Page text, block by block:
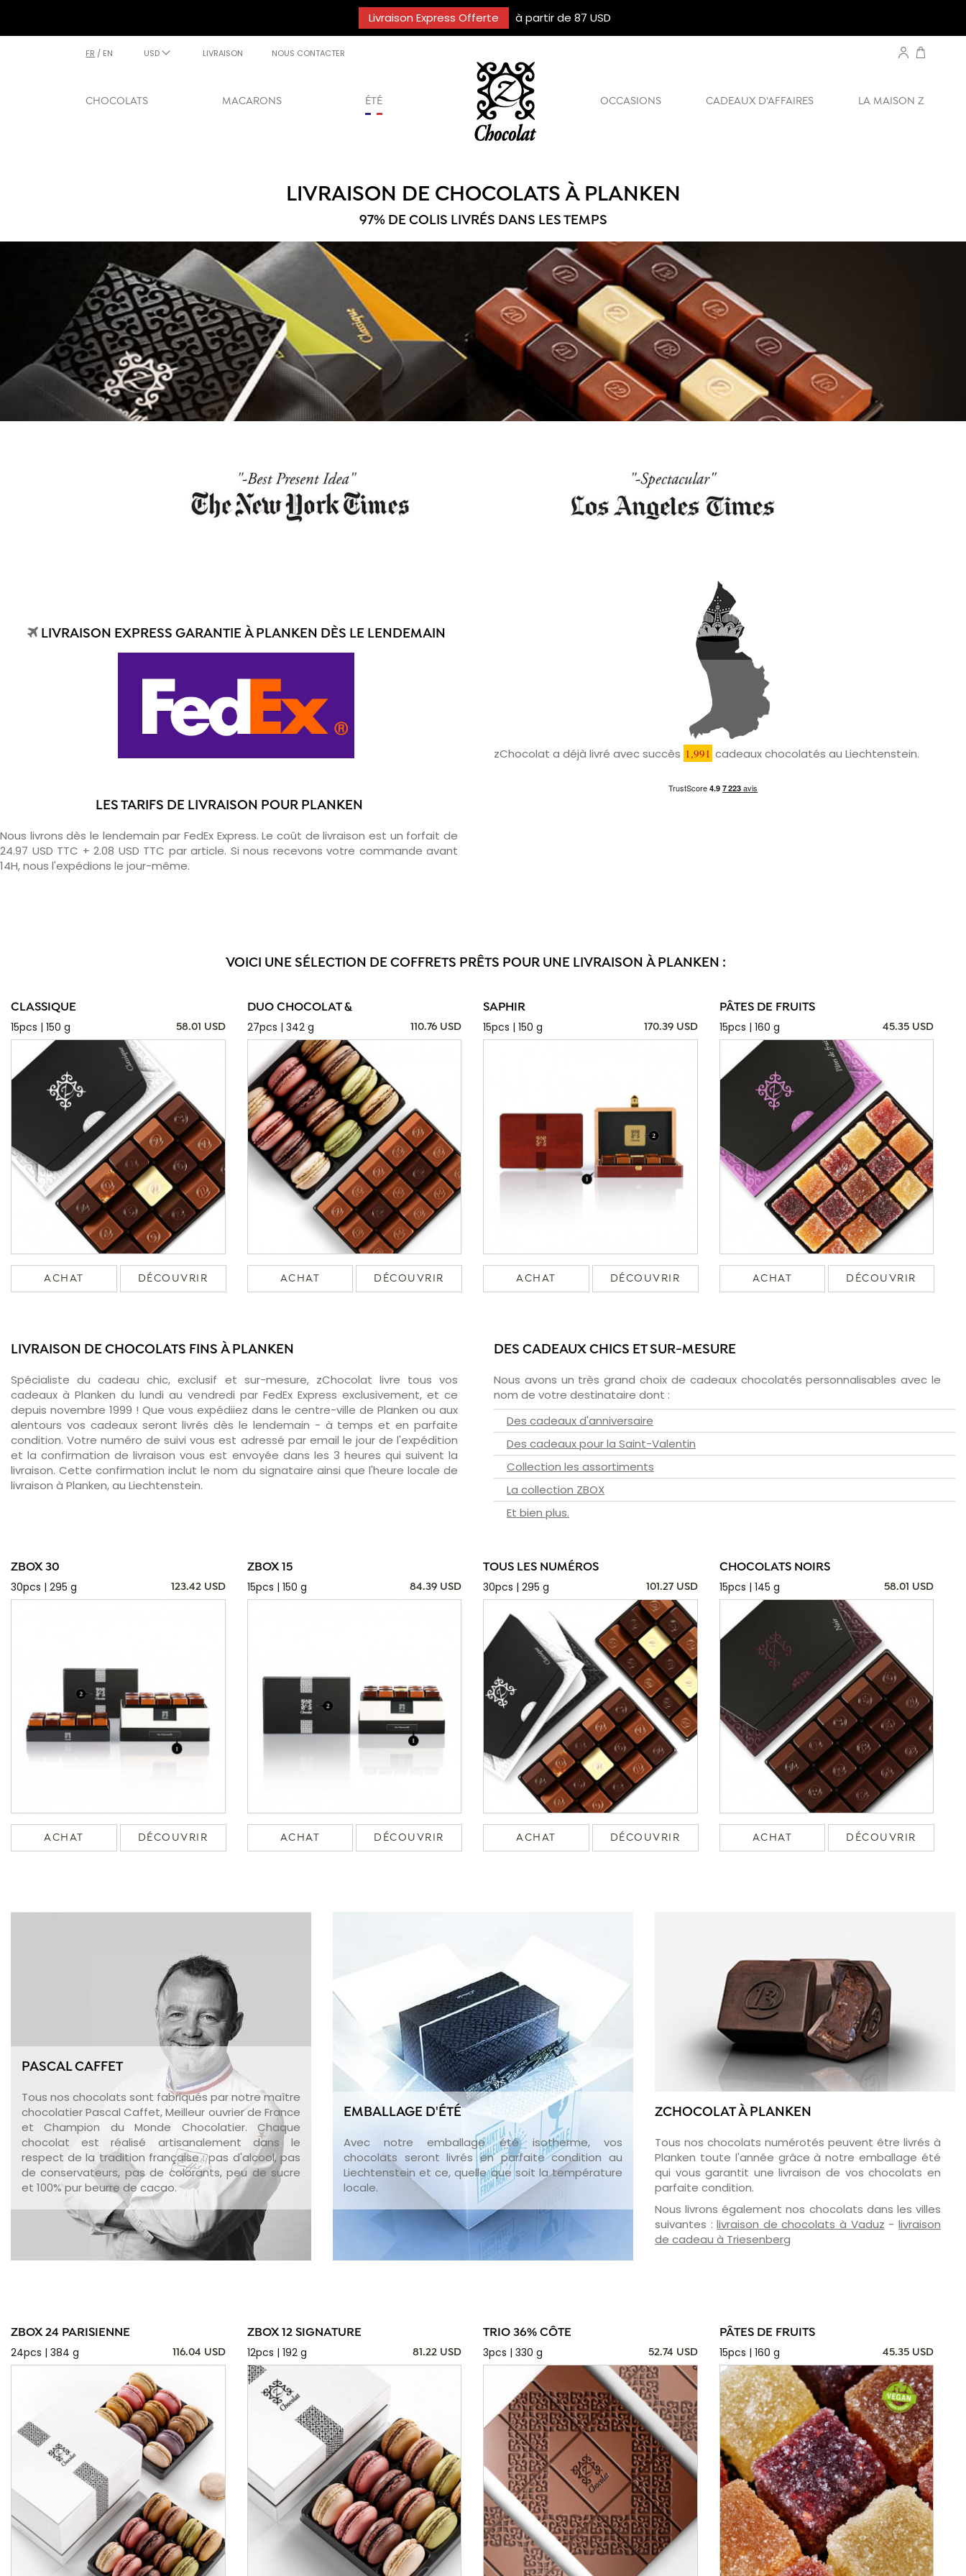
Livraison Express Offerte à partir de 87 USD
FR / EN USD LIVRAISON NOUS CONTACTER
CHOCOLATS MACARONS ÉTÉ OCCASIONS CADEAUX D'AFFAIRES LA MAISON Z
LIVRAISON DE CHOCOLATS À PLANKEN
97% DE COLIS LIVRÉS DANS LES TEMPS
LIVRAISON EXPRESS GARANTIE À PLANKEN DÈS LE LENDEMAIN
LES TARIFS DE LIVRAISON POUR PLANKEN
Nous livrons dès le lendemain par FedEx Express. Le coût de livraison est un forfait de
24.97 USD TTC + 2.08 USD TTC par article. Si nous recevons votre commande avant
14H, nous l'expédions le jour-même.
zChocolat a déjà livré avec succès 1,991 cadeaux chocolatés au Liechtenstein.
VOICI UNE SÉLECTION DE COFFRETS PRÊTS POUR UNE LIVRAISON À PLANKEN :
CLASSIQUE
15pcs | 150 g
58.01 USD
ACHAT DÉCOUVRIR
DUO CHOCOLAT &
27pcs | 342 g
110.76 USD
ACHAT DÉCOUVRIR
SAPHIR
15pcs | 150 g
170.39 USD
ACHAT DÉCOUVRIR
PÂTES DE FRUITS
15pcs | 160 g
45.35 USD
ACHAT DÉCOUVRIR
LIVRAISON DE CHOCOLATS FINS À PLANKEN
Spécialiste du cadeau chic, exclusif et sur-mesure, zChocolat livre tous vos
cadeaux à Planken du lundi au vendredi par FedEx Express exclusivement, et ce
depuis novembre 1999 ! Que vous expédiiez dans le centre-ville de Planken ou aux
alentours vos cadeaux seront livrés dès le lendemain - à temps et en parfaite
condition. Votre numéro de suivi vous est adressé par email le jour de l'expédition
et la confirmation de livraison vous est envoyée dans les 3 heures qui suivent la
livraison. Cette confirmation inclut le nom du signataire ainsi que l'heure locale de
livraison à Planken, au Liechtenstein.
DES CADEAUX CHICS ET SUR-MESURE
Nous avons un très grand choix de cadeaux chocolatés personnalisables avec le
nom de votre destinataire dont :
Des cadeaux d'anniversaire
Des cadeaux pour la Saint-Valentin
Collection les assortiments
La collection ZBOX
Et bien plus.
ZBOX 30
30pcs | 295 g
123.42 USD
ACHAT DÉCOUVRIR
ZBOX 15
15pcs | 150 g
84.39 USD
ACHAT DÉCOUVRIR
TOUS LES NUMÉROS
30pcs | 295 g
101.27 USD
ACHAT DÉCOUVRIR
CHOCOLATS NOIRS
15pcs | 145 g
58.01 USD
ACHAT DÉCOUVRIR
PASCAL CAFFET
Tous nos chocolats sont fabriqués par notre maître
chocolatier Pascal Caffet, Meilleur ouvrier de France
et Champion du Monde Chocolatier. Chaque
chocolat est réalisé artisanalement dans le
respect de la tradition française : pas d'alcool, pas
de conservateurs, pas de colorants, peu de sucre
et 100% pur beurre de cacao.
EMBALLAGE D'ÉTÉ
Avec notre emballage été isotherme, vos
chocolats seront livrés en parfaite condition au
Liechtenstein et ce, quelle que soit la température
locale.
ZCHOCOLAT À PLANKEN
Tous nos chocolats numérotés peuvent être livrés à
Planken toute l'année grâce à notre emballage été
qui vous garantit une livraison de vos chocolats en
parfaite condition.
Nous livrons également nos chocolats dans les villes
suivantes :livraison de chocolats à Vaduz - livraison
de cadeau à Triesenberg
ZBOX 24 PARISIENNE
24pcs | 384 g
116.04 USD
ZBOX 12 SIGNATURE
12pcs | 192 g
81.22 USD
TRIO 36% CÔTE
3pcs | 330 g
52.74 USD
PÂTES DE FRUITS
15pcs | 160 g
45.35 USD